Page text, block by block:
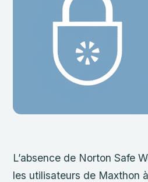
L’absence de Norton Safe
les utilisateurs de Maxthon